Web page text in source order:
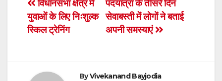
b
o
A
e
n
Post
navigation
पदयात्रा के तीसरे दिन
सेवाबस्ती में लोगों ने बताई
अपनी समस्याएं
विधानसभा क्षेत्र में
युवाओं के लिए निःशुल्क
स्किल ट्रेनिंग
ByVivekanand Bayjodia